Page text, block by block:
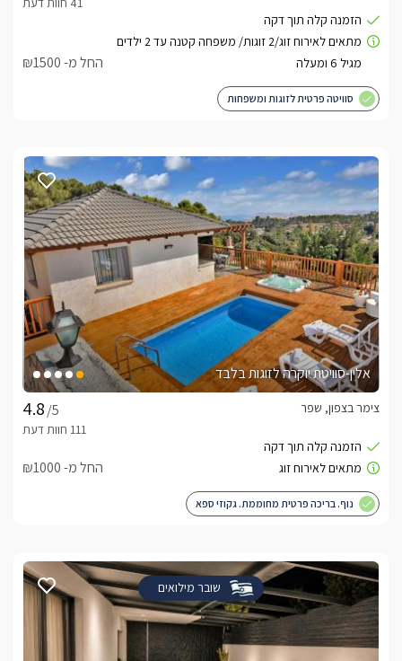
החל מ- ₪1500
סוויטה פרטית לזוגות ומשפחות
אלין-סוויטת יוקרה לזוגות בלבד
/5
צימר בצפון, שפר
החל מ- ₪1000
נוף. בריכה פרטית מחוממת. גקוזי ספא
שובר מילואים